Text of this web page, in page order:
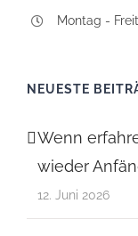
Montag -
NEUESTE
Wenn
wieder
12. Juni 2026